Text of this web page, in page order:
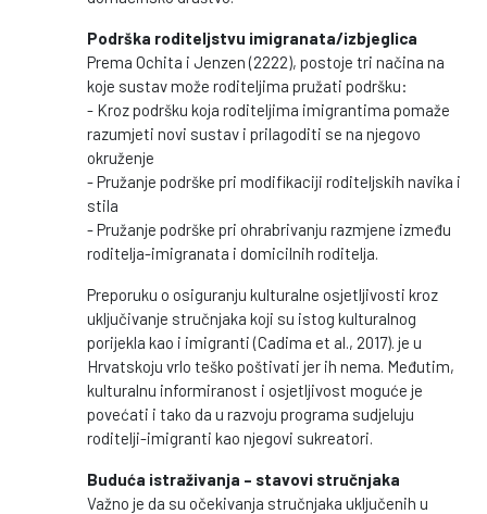
Podrška roditeljstvu imigranata/izbjeglica
Prema Ochita i Jenzen (2222), postoje tri načina na
koje sustav može roditeljima pružati podršku:
- Kroz podršku koja roditeljima imigrantima pomaže
razumjeti novi sustav i prilagoditi se na njegovo
okruženje
- Pružanje podrške pri modifikaciji roditeljskih navika i
stila
- Pružanje podrške pri ohrabrivanju razmjene između
roditelja-imigranata i domicilnih roditelja.
Preporuku o osiguranju kulturalne osjetljivosti kroz
uključivanje stručnjaka koji su istog kulturalnog
porijekla kao i imigranti (Cadima et al., 2017). je u
Hrvatskoju vrlo teško poštivati jer ih nema. Međutim,
kulturalnu informiranost i osjetljivost moguće je
povećati i tako da u razvoju programa sudjeluju
roditelji-imigranti kao njegovi sukreatori.
Buduća istraživanja – stavovi stručnjaka
Važno je da su očekivanja stručnjaka uključenih u